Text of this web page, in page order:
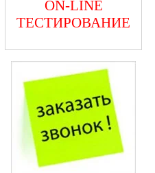
ON-LINE
ТЕСТИРОВАНИЕ